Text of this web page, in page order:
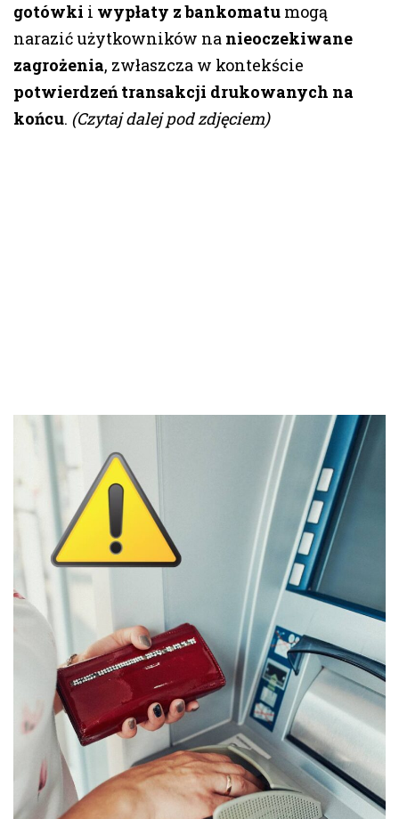
gotówki i wypłaty z bankomatu mogą
narazić użytkowników na nieoczekiwane
zagrożenia, zwłaszcza w kontekście
potwierdzeń transakcji drukowanych na
końcu. (Czytaj dalej pod zdjęciem)